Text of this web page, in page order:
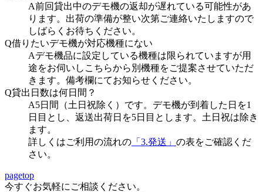
A前回貸出中のデモ機の返却が遅れている可能性があ
ります。出荷の準備が整い次第ご連絡いたしますので
しばらくお待ちください。
Q借りたいデモ機が対応機種にない
Aデモ機品に設定している機種は限られていますが用
途をお伺いしこちらから別機種をご提案させていただ
きます。備考欄にてお知らせください。
Q貸出日数は何日間？
A5日間（土日祝除く）です。デモ機が到着した日を1
日目とし、返送出荷日を5日目とします。土日祝は除き
ます。
詳しくはご利用の流れの 「3.発送」 の表をご確認くだ
さい。
pagetop
今すぐお気軽にご相談ください。